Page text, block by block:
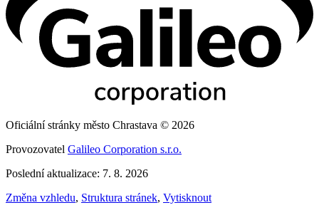
Oficiální stránky město Chrastava © 2026
Provozovatel Galileo Corporation s.r.o.
Poslední aktualizace: 7. 8. 2026
Změna vzhledu, Struktura stránek, Vytisknout